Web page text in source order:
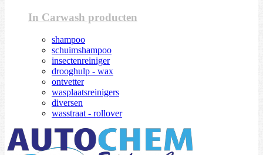
In Carwash producten
shampoo
schuimshampoo
insectenreiniger
drooghulp - wax
ontvetter
wasplaatsreinigers
diversen
wasstraat - rollover